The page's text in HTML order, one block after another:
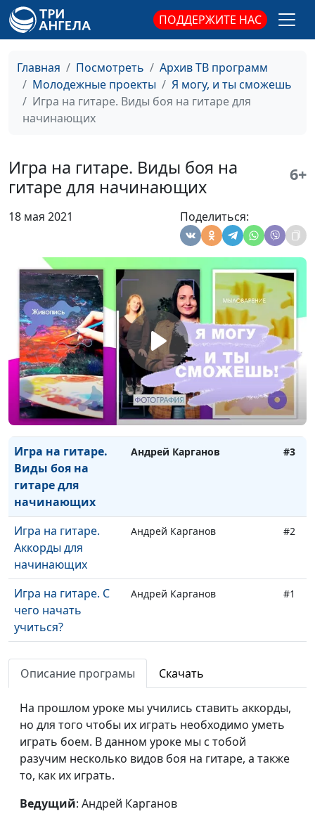
ПОДДЕРЖИТЕ НАС
Главная Посмотреть
Архив ТВ программ
Молодежные проекты
Я могу, и ты сможешь
Игра на гитаре. Виды боя на гитаре для
начинающих
Игра на гитаре. Виды боя на
гитаре для начинающих
6+
18 мая 2021 Поделиться:
открытка
Скрапбукинг.
материалы
Анна Кузнецова #8
Игра на гитаре.
Что нужно для
песню?
Андрей Карганов
Игра на гитаре.
Как играть барре
гитаре с нуля за 7
дней
Андрей Карганов
Игра на гитаре.
Как играть по
табулатуре
Андрей Карганов #5
Игра на гитаре.
Как играть
перебором на
гитаре?
Андрей Карганов #4
Игра на гитаре.
Виды боя на
гитаре для
начинающих
Андрей Карганов #3
Игра на гитаре.
Аккорды для
начинающих
Андрей Карганов #2
Игра на гитаре. С
чего начать
учиться?
Андрей Карганов #1
Описание програмы Скачать
На прошлом уроке мы учились ставить аккорды,
но для того чтобы их играть необходимо уметь
играть боем. В данном уроке мы с тобой
разучим несколько видов боя на гитаре, а также
то, как их играть.
Ведущий: Андрей Карганов